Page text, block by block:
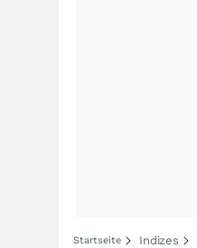
Startseite Indizes